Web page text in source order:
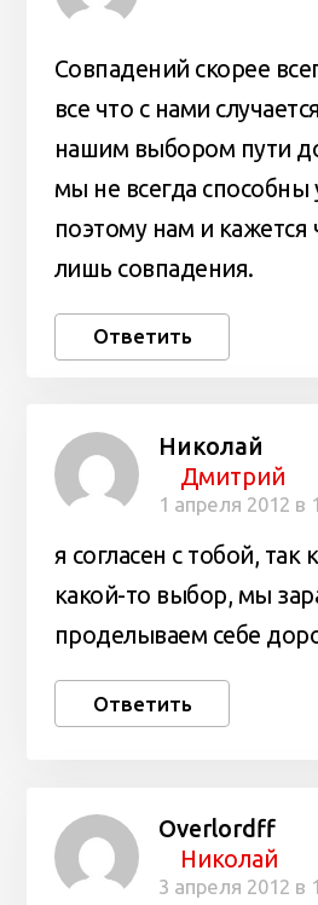
Совпадений скорее
все что с нами
нашим выбором пути
мы не всегда способны
поэтому нам и кажется
лишь совпадения.
Ответить
Николай
Дмитрий
1 апреля 2012 в
я согласен с тобой, так
какой-то выбор, мы
проделываем себе
Ответить
Overlordff
Николай
3 апреля 2012 в